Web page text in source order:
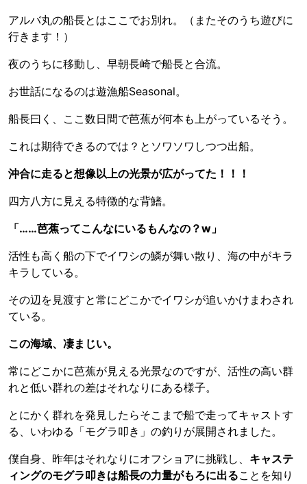
アルバ丸の船長とはここでお別れ。（またそのうち遊びに
行きます！）
夜のうちに移動し、早朝長崎で船長と合流。
お世話になるのは遊漁船Seasonal。
船長曰く、ここ数日間で芭蕉が何本も上がっているそう。
これは期待できるのでは？とソワソワしつつ出船。
沖合に走ると想像以上の光景が広がってた！！！
四方八方に見える特徴的な背鰭。
「……芭蕉ってこんなにいるもんなの？w」
活性も高く船の下でイワシの鱗が舞い散り、海の中がキラ
キラしている。
その辺を見渡すと常にどこかでイワシが追いかけまわされ
ている。
この海域、凄まじい。
常にどこかに芭蕉が見える光景なのですが、活性の高い群
れと低い群れの差はそれなりにある様子。
とにかく群れを発見したらそこまで船で走ってキャストす
る、いわゆる「モグラ叩き」の釣りが展開されました。
僕自身、昨年はそれなりにオフショアに挑戦し、 キャステ
ィングのモグラ叩きは船長の力量がもろに出ることを知り